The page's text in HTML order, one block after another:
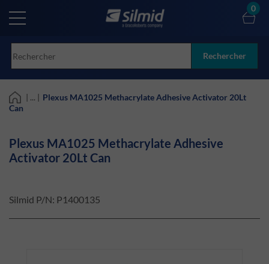
main
Rechercher
0
| ... | Plexus MA1025 Methacrylate Adhesive Activator 20Lt
Can
Plexus MA1025 Methacrylate Adhesive
Activator 20Lt Can
Silmid P/N: P1400135